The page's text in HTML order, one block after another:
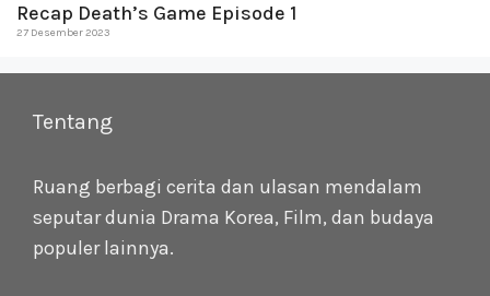
Recap Death’s Game Episode 1
27 Desember 2023
Tentang
Ruang berbagi cerita dan ulasan mendalam
seputar dunia Drama Korea, Film, dan budaya
populer lainnya.